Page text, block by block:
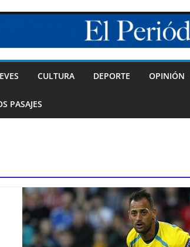
CULTURA DEPORTE OPINIÓN
PASAJES